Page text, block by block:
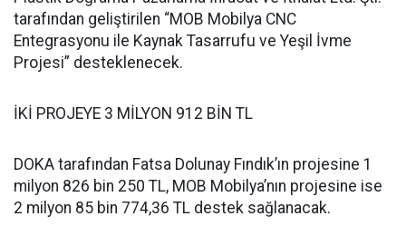
tarafından geliştirilen “MOB Mobilya CNC
Entegrasyonu ile Kaynak Tasarrufu ve Yeşil İvme
Projesi” desteklenecek.
İKİ PROJEYE 3 MİLYON 912 BİN TL
DOKA tarafından Fatsa Dolunay Fındık’ın projesine 1
milyon 826 bin 250 TL, MOB Mobilya’nın projesine ise
2 milyon 85 bin 774,36 TL destek sağlanacak.